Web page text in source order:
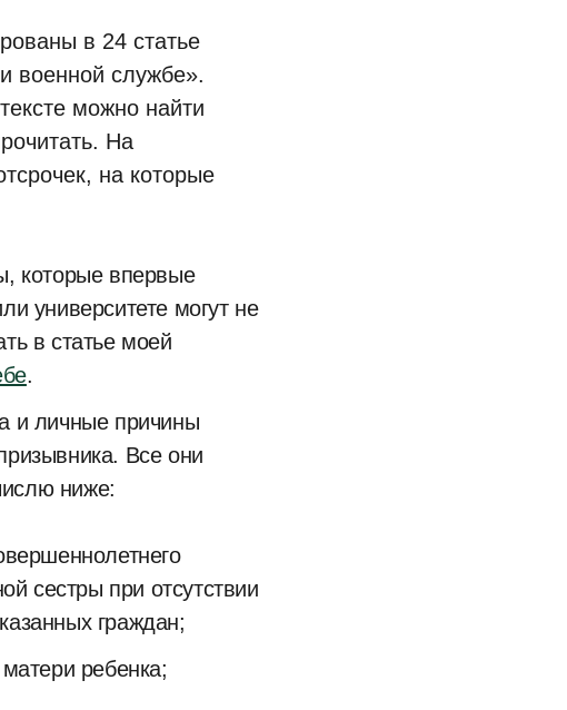
в 24 статье
военной службе».
можно найти
На
на которые
которые впервые
университете могут не
в статье моей
.
и личные причины
Все они
ниже:
сестры при отсутствии
граждан;
ребенка;